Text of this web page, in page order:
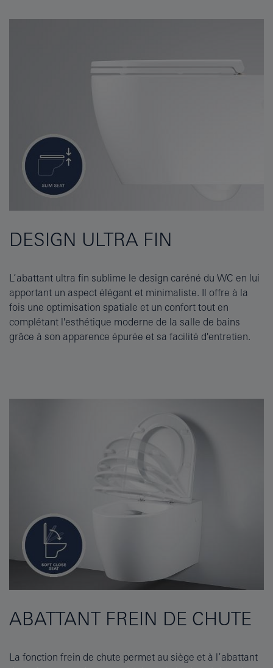
DESIGN ULTRA FIN
L’abattant ultra fin sublime le design caréné du WC en lui
apportant un aspect élégant et minimaliste. Il offre à la
fois une optimisation spatiale et un confort tout en
complétant l'esthétique moderne de la salle de bains
grâce à son apparence épurée et sa facilité d'entretien.
ABATTANT FREIN DE CHUTE
La fonction frein de chute permet au siège et à l’abattant